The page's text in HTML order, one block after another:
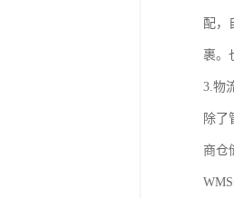
配，
裹。
3.物
除了
商仓